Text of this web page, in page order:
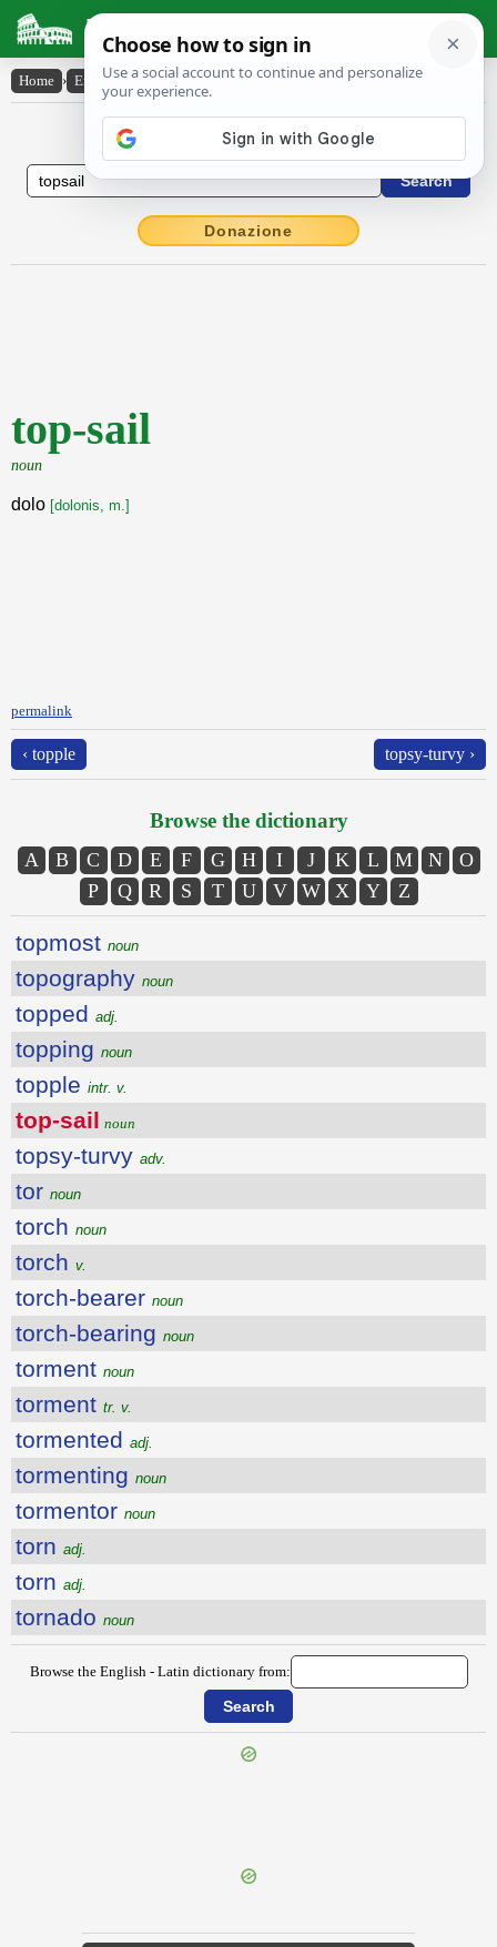
Latin Dictionary
Home › English-Latin › top-sail
English to Latin Dictionary
Donazione
top-sail
noun
dolo [dolonis, m.]
permalink
‹ topple topsy-turvy ›
Browse the dictionary
A B C D E F G H I J K L M N
O
P
Q R S T U V W X Y Z
topmost noun
topography noun
topped adj.
topping noun
topple intr. v.
top-sail noun
topsy-turvy adv.
tor noun
torch noun
torch v.
torch-bearer noun
torch-bearing noun
torment noun
torment tr. v.
tormented adj.
tormenting noun
tormentor noun
torn adj.
torn adj.
tornado noun
Browse the English - Latin dictionary from: